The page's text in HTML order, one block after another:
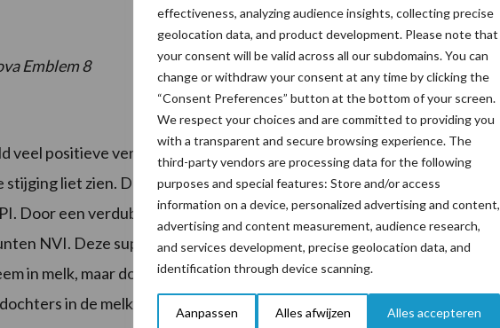
effectiveness, analyzing audience insights, collecting precise
geolocation data, and product development. Please note that
your consent will be valid across all our subdomains. You can
change or withdraw your consent at any time by clicking the
“Consent Preferences” button at the bottom of your screen.
We respect your choices and are committed to providing you
with a transparent and secure browsing experience. The
third-party vendors are processing data for the following
purposes and special features: Store and/or access
information on a device, personalized advertising and content,
advertising and content measurement, audience research,
and services development, precise geolocation data, and
identification through device scanning.
Aanpassen Alles afwijzen Alles accepteren
Emblem 8
veel positieve verhalen over horen is MVP. Het was dan ook niet
liet zien. De pinkenstier uit de bekende Shaunafamilie stijgt met
Door een verdubbeling in melk, met nagenoeg dezelfde gehalten,
NVI. Deze super allrounder vererft functionele koeien met een
in melk, maar door hoge gehalten gecombineerd met een sterk
in de melkstal goed gewaardeerd.